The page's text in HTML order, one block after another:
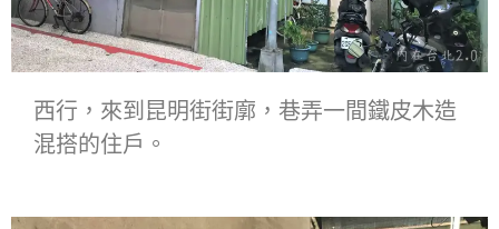
西行，來到昆明街街廓，巷弄一間鐵皮木造
混搭的住戶。